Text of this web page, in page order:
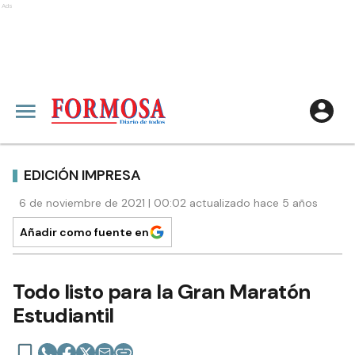
Ads
EDICIÓN IMPRESA
6 de noviembre de 2021 | 00:02 actualizado hace 5 años
Añadir como fuente en
Todo listo para la Gran Maratón
Estudiantil